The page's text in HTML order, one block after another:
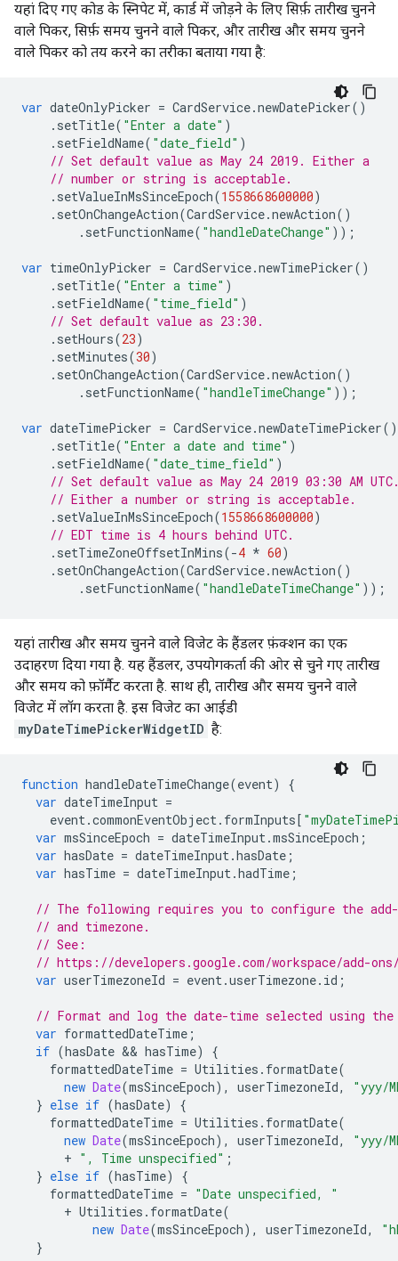
यहां दिए गए कोड के स्निपेट में, कार्ड में जोड़ने के लिए सिर्फ़ तारीख चुनने
वाले पिकर, सिर्फ़ समय चुनने वाले पिकर, और तारीख और समय चुनने
वाले पिकर को तय करने का तरीका बताया गया है:
var dateOnlyPicker = CardService.newDatePicker()
. setTitle( "Enter a date" )
. setFieldName( "date_field" )
// Set default value as May 24 2019. Either a
// number or string is acceptable.
. setValueInMsSinceEpoch(1558668600000)
. setOnChangeAction(CardService.newAction()
. setFunctionName( "handleDateChange" ));
var timeOnlyPicker = CardService.newTimePicker()
. setTitle( "Enter a time" )
. setFieldName( "time_field" )
// Set default value as 23:30.
. setHours(23)
. setMinutes(30)
. setOnChangeAction(CardService.newAction()
. setFunctionName( "handleTimeChange" ));
var dateTimePicker = CardService.newDateTimePicker()
. setTitle( "Enter a date and time" )
. setFieldName( "date_time_field" )
// Set default value as May 24 2019 03:30 AM
// Either a number or string is acceptable.
. setValueInMsSinceEpoch(1558668600000)
// EDT time is 4 hours behind UTC.
. setTimeZoneOffsetInMins(-4 * 60)
. setOnChangeAction(CardService.newAction()
. setFunctionName( "handleDateTimeChange" ));
यहां तारीख और समय चुनने वाले विजेट के हैंडलर फ़ंक्शन का एक
उदाहरण दिया गया है. यह हैंडलर, उपयोगकर्ता की ओर से चुने गए तारीख
और समय को फ़ॉर्मैट करता है. साथ ही, तारीख और समय चुनने वाले
विजेट में लॉग करता है. इस विजेट का आईडी
myDateTimePickerWidgetID है:
function handleDateTimeChange(event)
{
var dateTimeInput =
event.commonEventObject. formInputs [
var msSinceEpoch = dateTimeInput.msSinceEpoch ;
var hasDate = dateTimeInput.hasDate ;
var hasTime = dateTimeInput.hadTime ;
// The following requires you to configure the
// and timezone.
// See:
// https://developers.google.com/workspace/add-
var userTimezoneId = event.userTimezone. id ;
// Format and log the date-time selected using
var formattedDateTime ;
if (hasDate && hasTime)
{
formattedDateTime = Utilities . formatDate(
new Date(msSinceEpoch), userTimezoneId,
"yyy/
} else if (hasDate)
{
formattedDateTime = Utilities . formatDate(
new Date(msSinceEpoch), userTimezoneId,
"yyy/
+ ", Time unspecified" ;
} else if (hasTime)
{
formattedDateTime = "Date unspecified, "
+ Utilities . formatDate(
new Date(msSinceEpoch), userTimezoneId,
}